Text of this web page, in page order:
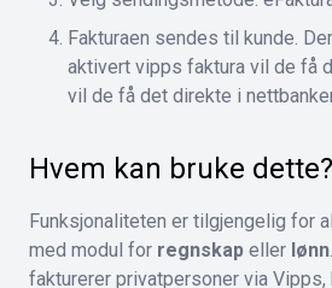
Fakturaen sendes til kunde.
aktivert vipps faktura vil de få
vil de få det direkte i
Hvem kan bruke dette?
Funksjonaliteten er tilgjengelig for
med modul for regnskap eller lønn
fakturerer privatpersoner via Vipps,